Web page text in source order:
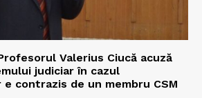
Valerius Ciucă acuză
judiciar în cazul
contrazis de un membru CSM